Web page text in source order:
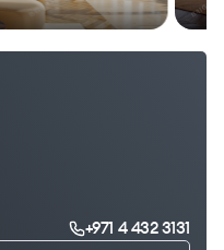
+971 4 432 3131